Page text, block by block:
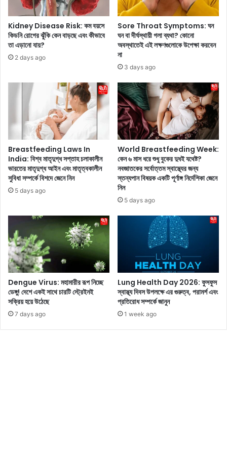
কে
প
র
ব
র্তী
পে
তে
হা
য্য
ক
র
বে
র
সা
থে
টিং
র
তা
র
দু
জ
নে
র
দা
য়
ক
ছ
বি
প্র
কা
শি
ত
Kidney Disease Risk: কম বয়সে
কিডনি রোগের ঝুঁকি কেন বাড়ছে এবং কীভাবে
তা এড়ানো যায়?
2 days ago
Sore Throat Symptoms: ঘন
ঘন বা দীর্ঘস্থায়ী গলা ব্যথা? কোনো
অবস্থাতেই এই লক্ষণগুলোকে উপেক্ষা করবেন
না
3 days ago
Breastfeeding Laws In
India: বিশ্ব মাতৃদুগ্ধ সপ্তাহ চলাকালীন
ভারতের মাতৃদুগ্ধ আইন এবং মাতৃত্বকালীন
সুবিধা সম্পর্কে বিশদে জেনে নিন
5 days ago
World Breastfeeding Week:
কেন ৬ মাস ধরে শুধু বুকের দুধই যথেষ্ট?
নবজাতকের সর্বোত্তম স্বাস্থ্যের জন্য
স্তন্যপান বিষয়ক একটি পূর্ণাঙ্গ নির্দেশিকা জেনে
নিন
5 days ago
Dengue Virus: মহামারীর রূপ নিচ্ছে
ডেঙ্গু! দেশে একই সাথে চারটি স্ট্রেইনই
সক্রিয় হয়ে উঠেছে
7 days ago
Lung Health Day 2026: ফুসফুস
স্বাস্থ্য দিবস উপলক্ষে এর গুরুত্ব, পরামর্শ এবং
প্রতিরোধ সম্পর্কে জানুন
1 week ago